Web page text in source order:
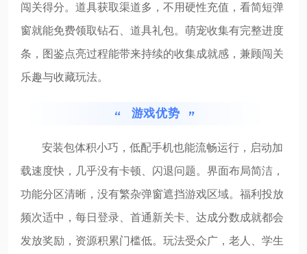
闯关得分。道具获取渠道多，不用硬性充值，看简短弹
窗就能免费领取钻石、道具礼包。萌宠收集有完整进度
条，图鉴点亮过程能带来持续的收集成就感，兼顾闯关
乐趣与收藏玩法。
游戏优势
安装包体积小巧，低配手机也能流畅运行，启动加
载速度快，几乎没有卡顿、闪退问题。界面布局简洁，
功能分区清晰，没有繁杂弹窗遮挡游戏区域。福利投放
频次适中，每日登录、首通新关卡、达成分数成就都会
发放奖励，资源积累门槛低。玩法受众广，老人、学生